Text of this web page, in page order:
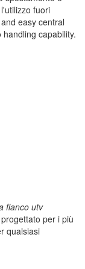
fuori
easy central
capability.
fianco utv
per i più
qualsiasi